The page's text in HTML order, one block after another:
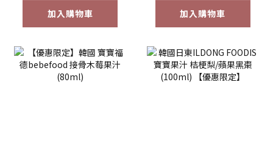
加入購物車 加入購物車